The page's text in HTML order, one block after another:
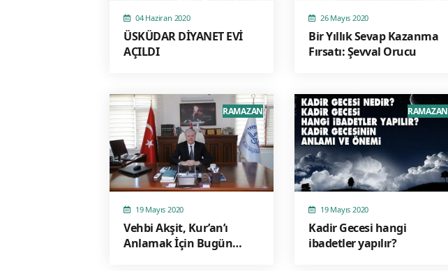
04 Haziran 2020
ÜSKÜDAR DİYANET EVİ
AÇILDI
26 Mayıs 2020
Bir Yıllık Sevap Kazanma
Fırsatı: Şevval Orucu
19 Mayıs 2020
Vehbi Akşit, Kur’an’ı
Anlamak İçin Bugün
RAMAZAN
19 Mayıs 2020
Kadir Gecesi hangi
ibadetler yapılır?
RAMAZAN